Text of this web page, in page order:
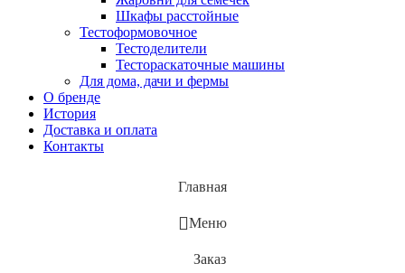
Шкафы расстойные
Тестоформовочное
Тестоделители
Тестораскаточные машины
Для дома, дачи и фермы
О бренде
История
Доставка и оплата
Контакты
Главная
Меню
Заказ